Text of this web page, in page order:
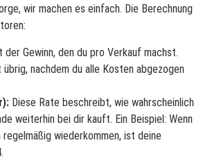
wir machen es einfach. Die Berechnung
der Gewinn, den du pro Verkauf machst.
nachdem du alle Kosten abgezogen
Diese Rate beschreibt, wie wahrscheinlich
weiterhin bei dir kauft. Ein Beispiel: Wenn
regelmäßig wiederkommen, ist deine